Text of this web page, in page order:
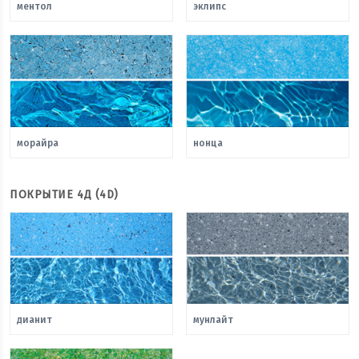
ментол эклипс
морайра нонца
ПОКРЫТИЕ 4Д (4D)
дианит мунлайт